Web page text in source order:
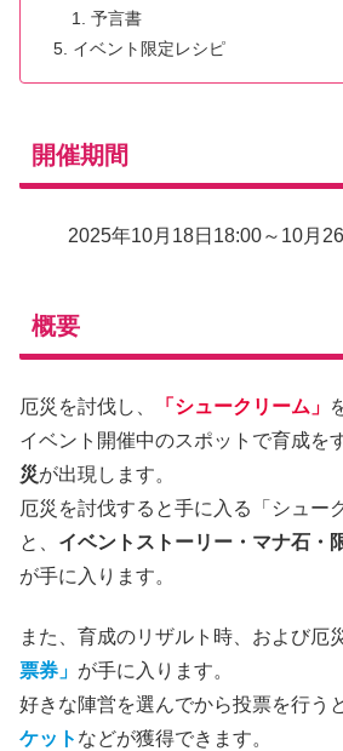
予言書
イベント限定レシピ
開催期間
2025年10月18日18:00～10月
概要
厄災を討伐し、 「シュークリーム」
イベント開催中のスポットで育成を
災が出現します。
厄災を討伐すると手に入る「シュー
と、 イベントストーリー・マナ石・
が手に入ります。
また、育成のリザルト時、および厄
票券」 が手に入ります。
好きな陣営を選んでから投票を行うと
ケット などが獲得できます。